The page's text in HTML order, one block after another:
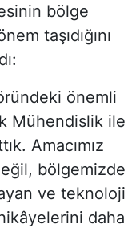
bölge
taşıdığını
önemli
Mühendislik ile
Amacımız
bölgemizde
ve teknoloji
daha